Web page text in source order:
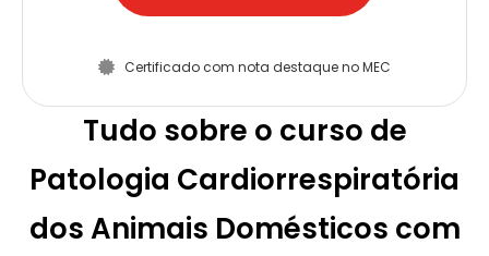
Tudo sobre o curso de
Patologia Cardiorrespiratória
dos Animais Domésticos com
Certificado com nota destaque no MEC